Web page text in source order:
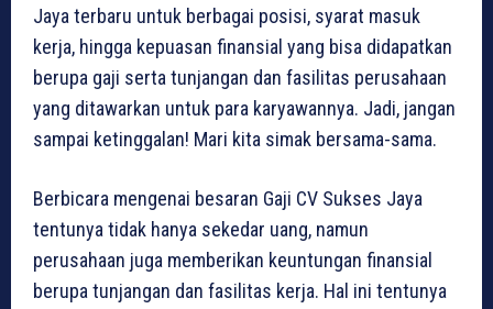
Jaya terbaru untuk berbagai posisi, syarat masuk
kerja, hingga kepuasan finansial yang bisa didapatkan
berupa gaji serta tunjangan dan fasilitas perusahaan
yang ditawarkan untuk para karyawannya. Jadi, jangan
sampai ketinggalan! Mari kita simak bersama-sama.
Berbicara mengenai besaran Gaji CV Sukses Jaya
tentunya tidak hanya sekedar uang, namun
perusahaan juga memberikan keuntungan finansial
berupa tunjangan dan fasilitas kerja. Hal ini tentunya